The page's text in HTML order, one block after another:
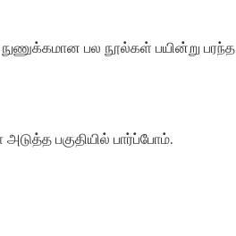
பல நூல்கள் பயின்று பரந்த
பகுதியில் பார்ப்போம்.